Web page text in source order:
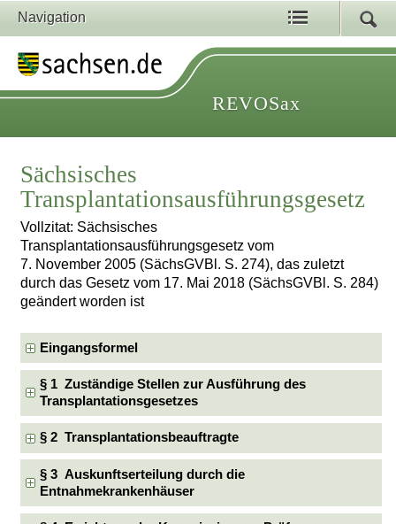
Navigation
REVOSax
Sächsisches
Transplantationsausführungsgesetz
Vollzitat: Sächsisches
Transplantationsausführungsgesetz vom
7. November 2005 (SächsGVBl. S. 274), das zuletzt
durch das Gesetz vom 17. Mai 2018 (SächsGVBl. S. 284)
geändert worden ist
Eingangsformel
§ 1 Zuständige Stellen zur Ausführung des
Transplantationsgesetzes
§ 2 Transplantationsbeauftragte
§ 3 Auskunftserteilung durch die
Entnahmekrankenhäuser